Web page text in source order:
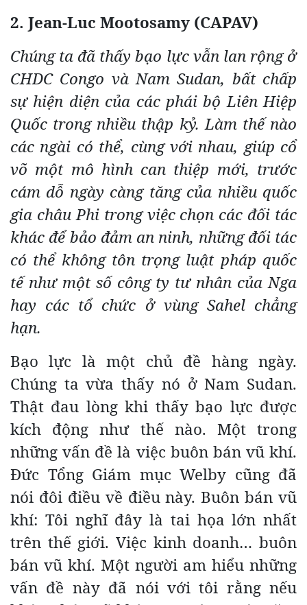
2. Jean-Luc Mootosamy (CAPAV)
Chúng ta đã thấy bạo lực vẫn lan rộng ở
CHDC Congo và Nam Sudan, bất chấp
sự hiện diện của các phái bộ Liên Hiệp
Quốc trong nhiều thập kỷ. Làm thế nào
các ngài có thể, cùng với nhau, giúp cổ
võ một mô hình can thiệp mới, trước
cám dỗ ngày càng tăng của nhiều quốc
gia châu Phi trong việc chọn các đối tác
khác để bảo đảm an ninh, những đối tác
có thể không tôn trọng luật pháp quốc
tế như một số công ty tư nhân của Nga
hay các tổ chức ở vùng Sahel chẳng
hạn.
Bạo lực là một chủ đề hàng ngày.
Chúng ta vừa thấy nó ở Nam Sudan.
Thật đau lòng khi thấy bạo lực được
kích động như thế nào. Một trong
những vấn đề là việc buôn bán vũ khí.
Đức Tổng Giám mục Welby cũng đã
nói đôi điều về điều này. Buôn bán vũ
khí: Tôi nghĩ đây là tai họa lớn nhất
trên thế giới. Việc kinh doanh… buôn
bán vũ khí. Một người am hiểu những
vấn đề này đã nói với tôi rằng nếu